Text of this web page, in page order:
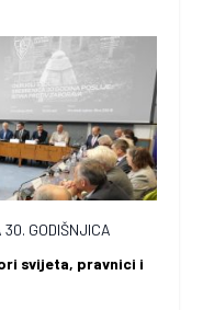
30. GODIŠNJICA
svijeta, pravnici i